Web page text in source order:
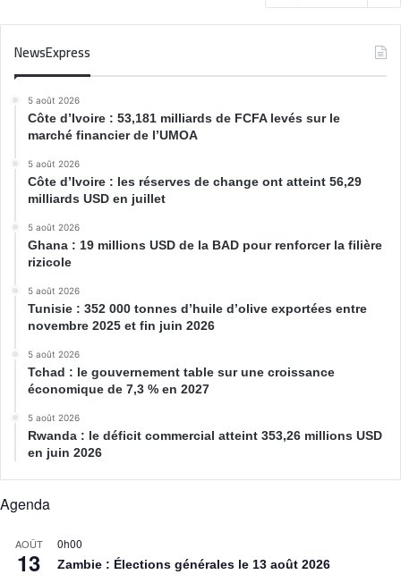
NewsExpress
5 août 2026
Côte d’Ivoire : 53,181 milliards de FCFA levés sur le
marché financier de l’UMOA
5 août 2026
Côte d’Ivoire : les réserves de change ont atteint 56,29
milliards USD en juillet
5 août 2026
Ghana : 19 millions USD de la BAD pour renforcer la filière
rizicole
5 août 2026
Tunisie : 352 000 tonnes d’huile d’olive exportées entre
novembre 2025 et fin juin 2026
5 août 2026
Tchad : le gouvernement table sur une croissance
économique de 7,3 % en 2027
5 août 2026
Rwanda : le déficit commercial atteint 353,26 millions USD
en juin 2026
Agenda
AOÛT
13
0h00
Zambie : Élections générales le 13 août 2026